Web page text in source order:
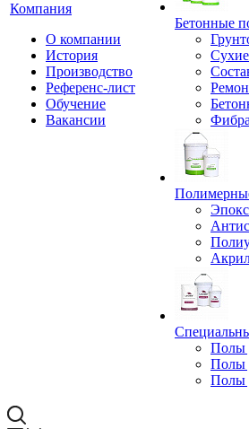
Компания
О компании
История
Производство
Референс-лист
Обучение
Вакансии
Бетонные
Полы
Полы
Полы